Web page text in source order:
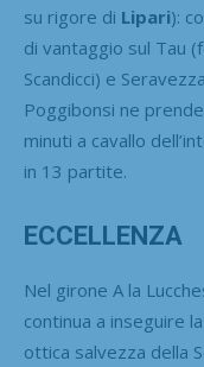
su rigore di Lipari):
di vantaggio sul Tau
Scandicci) e
Poggibonsi ne
minuti a cavallo
in 13 partite.
ECCELLENZA
Nel girone A la
continua a inseguire
ottica salvezza della